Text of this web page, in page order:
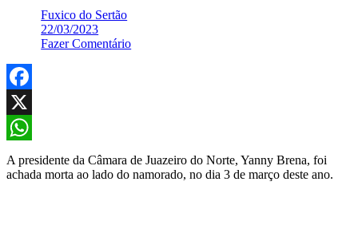
Fuxico do Sertão
22/03/2023
Fazer Comentário
Facebook
X
WhatsApp
A presidente da Câmara de Juazeiro do Norte, Yanny Brena, foi
achada morta ao lado do namorado, no dia 3 de março deste ano.